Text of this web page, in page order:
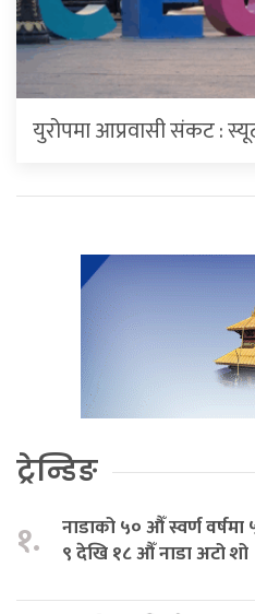
युरोपमा आप्रवासी संकट :
ट्रेन्डिङ
१.
नाडाको ५० औँ स्वर्ण वर्षमा
९ देखि १८ औँ नाडा अटो शो